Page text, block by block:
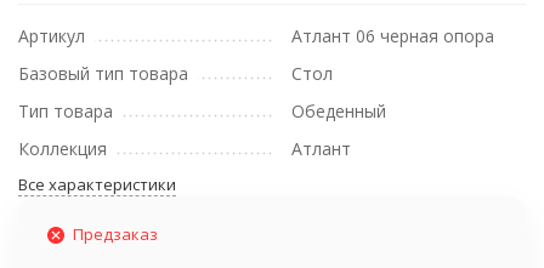
Артикул
Атлант 06 черная опора
Базовый тип товара
Стол
Тип товара
Обеденный
Коллекция
Атлант
Все характеристики
Предзаказ